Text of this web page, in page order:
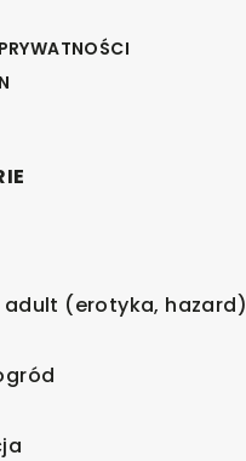
adult (erotyka, hazard)